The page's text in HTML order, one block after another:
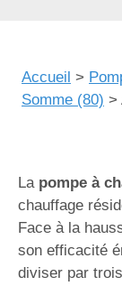
Accueil >
Somme (80) >
La pompe à
chauffage
Face à la
son efficacité
diviser par